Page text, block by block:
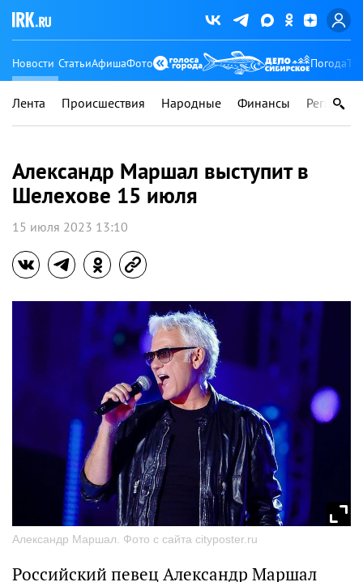
Новости СтатьиАфишаФото Погода
Лента Происшествия Народные Финансы Регионы
Александр Маршал выступит в
Шелехове 15 июля
15 июля 2023 13:10
Александр Маршал. Фото с сайта cityposter.ru
Российский певец Александр Маршал